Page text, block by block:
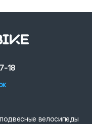
18
велосипеды